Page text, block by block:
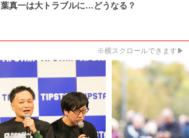
葉真一は大トラブルに…どうなる？
※横スクロールできます▶